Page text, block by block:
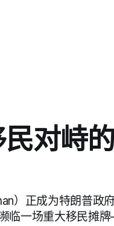
对峙
）正成为特朗普政
临一场重大移民摊